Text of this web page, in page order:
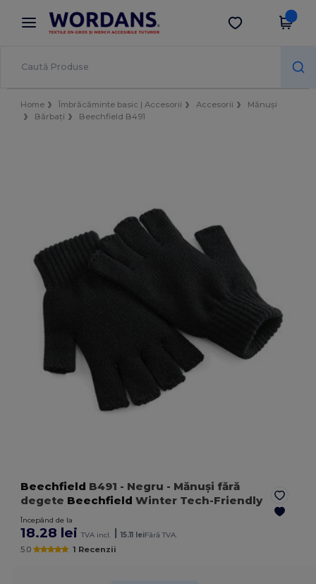
× Aplicația Wordans
Prețuri mai bune în aplicație!
Descarcă app
Home Îmbrăcăminte basic | Accesorii Accesorii
Mănuși
Bărbați
Beechfield B491
Beechfield B491 - Negru - Mănuși fără
degete Beechfield Winter Tech-Friendly
Începând de la
18.28 lei TVA incl. | 15.11 leiFără TVA.
5.0 1 Recenzii